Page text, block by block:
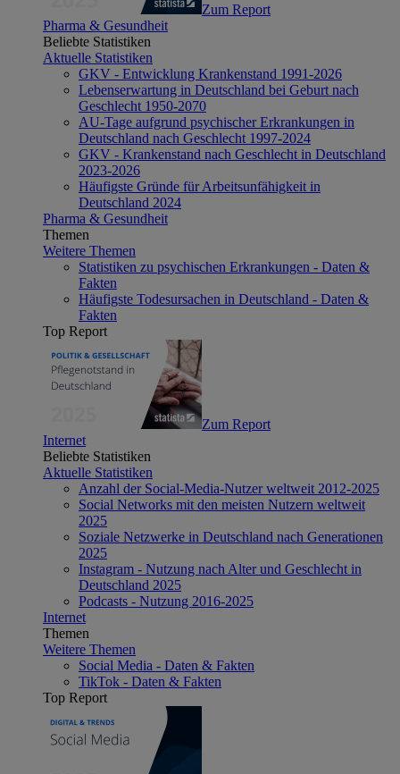
Zum Report
Pharma & Gesundheit
Beliebte Statistiken
Aktuelle Statistiken
GKV - Entwicklung Krankenstand 1991-2026
Lebenserwartung in Deutschland bei Geburt nach
Geschlecht 1950-2070
AU-Tage aufgrund psychischer Erkrankungen in
Deutschland nach Geschlecht 1997-2024
GKV - Krankenstand nach Geschlecht in Deutschland
2023-2026
Häufigste Gründe für Arbeitsunfähigkeit in
Deutschland 2024
Pharma & Gesundheit
Themen
Weitere Themen
Statistiken zu psychischen Erkrankungen - Daten &
Fakten
Häufigste Todesursachen in Deutschland - Daten &
Fakten
Top Report
Zum Report
Internet
Beliebte Statistiken
Aktuelle Statistiken
Anzahl der Social-Media-Nutzer weltweit 2012-2025
Social Networks mit den meisten Nutzern weltweit
2025
Soziale Netzwerke in Deutschland nach Generationen
2025
Instagram - Nutzung nach Alter und Geschlecht in
Deutschland 2025
Podcasts - Nutzung 2016-2025
Internet
Themen
Weitere Themen
Social Media - Daten & Fakten
TikTok - Daten & Fakten
Top Report